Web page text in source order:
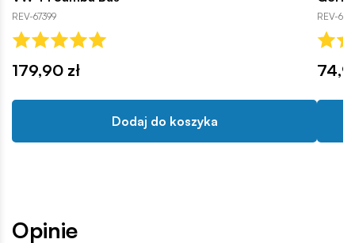
REV-67399
179,90 zł
Dodaj do koszyka
REV-
Opinie